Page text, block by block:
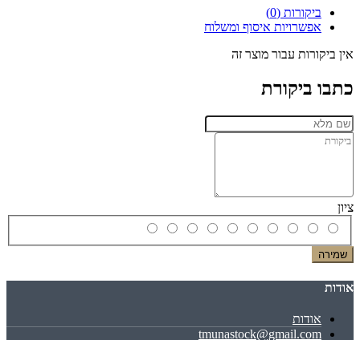
ביקורות (0)
אפשרויות איסוף ומשלוח
אין ביקורות עבור מוצר זה
כתבו ביקורת
ציון
שמירה
אודות
אודות
tmunastock@gmail.com